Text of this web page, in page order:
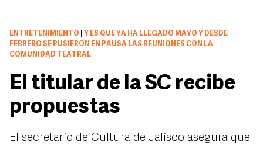
ENTRETENIMIENTO
Y ES QUE YA HA LLEGADO MAYO Y DESDE
FEBRERO SE PUSIERON EN PAUSA LAS REUNIONES CON LA
COMUNIDAD TEATRAL
El titular de la SC recibe
propuestas
El secretario de Cultura de Jalisco asegura que